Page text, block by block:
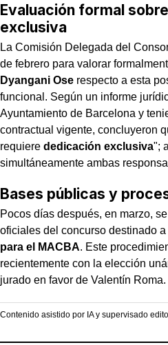
Evaluación formal
exclusiva
La Comisión Delegada del
de febrero para valorar
Dyangani Ose respecto a esta
funcional. Según un informe
Ayuntamiento de Barcelona y
contractual vigente, concluyeron
requiere dedicación exclusiva";
simultáneamente ambas
Bases públicas y
Pocos días después, en marzo,
oficiales del concurso destinado a
para el MACBA. Este
recientemente con la elección
jurado en favor de Valentín Roma.
Contenido asistido por IA y supervisado